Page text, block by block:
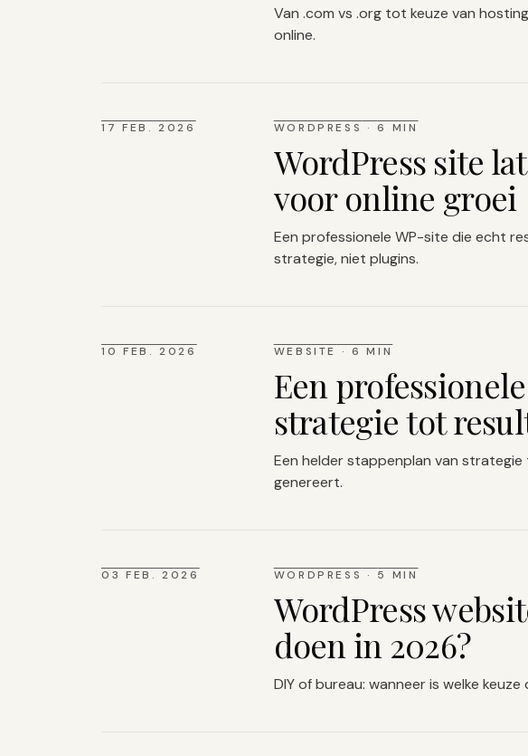
Van .com vs .org tot keuze van
online.
17 FEB. 2026 WORDPRESS ·6 MIN
WordPress site
voor online groei
Een professionele WP-site die echt
strategie, niet plugins.
10 FEB. 2026 WEBSITE ·6 MIN
Een
strategie tot
Een helder stappenplan van
genereert.
03 FEB. 2026 WORDPRESS · 5 MIN
WordPress
doen in 2026?
DIY of bureau: wanneer is welke